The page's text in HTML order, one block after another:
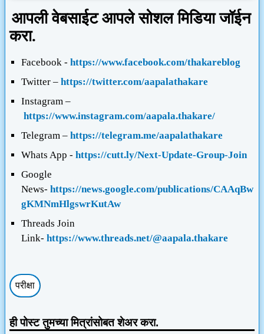
आपली वेबसाईट आपले सोशल मिडिया जॉईन
करा.
Facebook - https://www.facebook.com/thakareblog
Twitter – https://twitter.com/aapalathakare
Instagram –
https://www.instagram.com/aapala.thakare/
Telegram – https://telegram.me/aapalathakare
Whats App - https://cutt.ly/Next-Update-Group-Join
Google
News- https://news.google.com/publications/CAAqBw
gKMNmHlgswrKutAw
Threads Join
Link- https://www.threads.net/@aapala.thakare
परीक्षा
ही पोस्ट तुमच्या मित्रांसोबत शेअर करा.